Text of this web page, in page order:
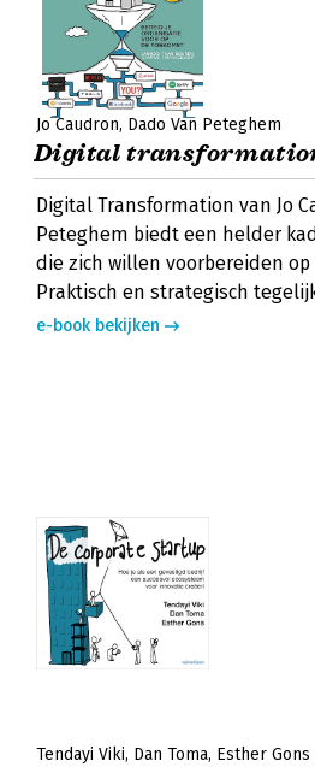
Jo Caudron Dado Van Peteghem
Digital
Digital Transformation van Jo
Peteghem biedt een helder
die zich willen voorbereiden
Praktisch en strategisch
e-book bekijken
Tendayi Viki Dan Toma Esther Gons